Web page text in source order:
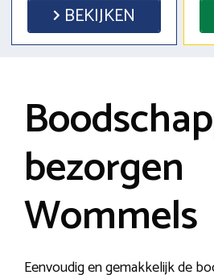
BEKIJKEN
bezorgen
Wommels
Eenvoudig en gemakkelijk de